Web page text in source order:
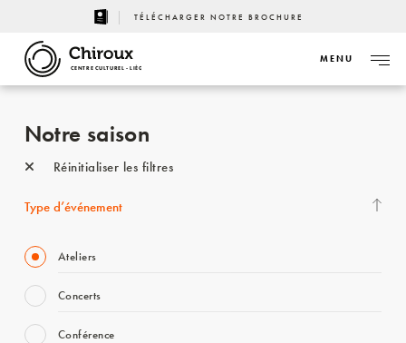
TÉLÉCHARGER NOTRE BROCHURE
CENTRE CULTUREL - LIÈGE
MENU
Notre saison
Réinitialiser les filtres
Type d’événement
Ateliers
Concerts
Conférence